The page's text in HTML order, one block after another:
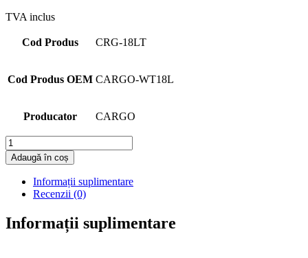
TVA inclus
Cod Produs CRG-18LT
Cod Produs OEM CARGO-WT18L
Producator CARGO
Cantitate
Adaugă în coș
Informații suplimentare
Recenzii (0)
Informații suplimentare